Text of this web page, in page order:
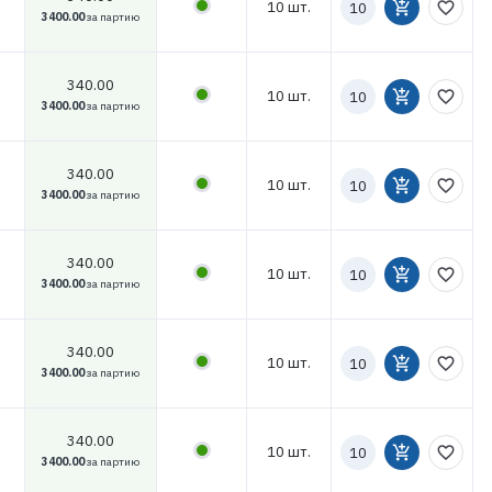
3400.00за партию
10 шт.
к
add_shopping_cart favorite_border
340.00
3400.00за партию
10 шт.
Количество
к
add_shopping_cart favorite_border
340.00
3400.00за партию
10 шт.
Количество
к
add_shopping_cart favorite_border
340.00
3400.00за партию
10 шт.
Количество
к
add_shopping_cart favorite_border
340.00
3400.00за партию
10 шт.
Количество
к
add_shopping_cart favorite_border
340.00
3400.00за партию
10 шт.
Количество
к
add_shopping_cart favorite_border